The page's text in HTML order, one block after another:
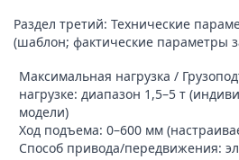
Раздел третий: Технические
(шаблон; фактические параметры
Максимальная нагрузка /
нагрузке: диапазон 1,5–5 т
модели)
Ход подъема: 0–600 мм
Способ привода/передвижения: